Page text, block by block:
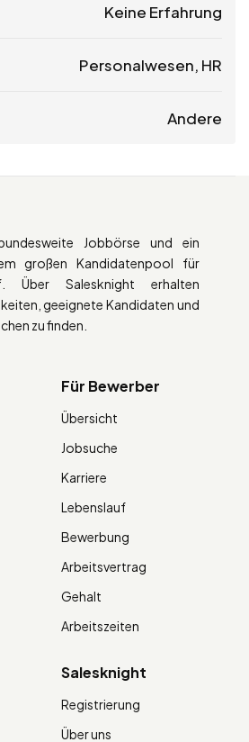
Keine Erfahrung
Personalwesen, HR
Andere
Jobbörse und ein
großen Kandidatenpool für
Über Salesknight erhalten
geeignete Kandidaten und
zu finden.
Für Bewerber
Übersicht
Jobsuche
Karriere
Lebenslauf
Bewerbung
Arbeitsvertrag
Gehalt
Arbeitszeiten
Salesknight
Registrierung
Über uns